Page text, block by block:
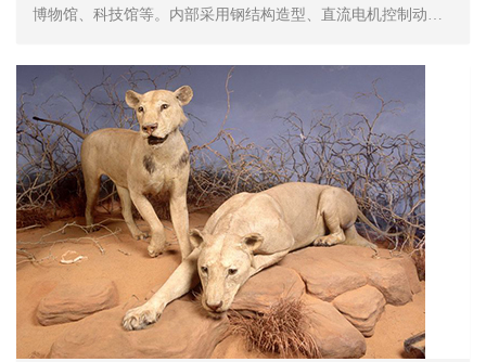
博物馆、科技馆等。内部采用钢结构造型、直流电机控制动
色彩，产品形象生动、逼真，动作灵活、自然，防水，防火，
防冻，抗高温